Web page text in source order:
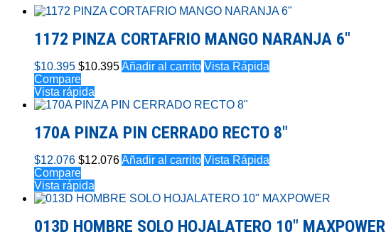
1172 PINZA CORTAFRIO MANGO NARANJA 6″
$10.395 $10.395Añadir al carrito Vista Rápida
Compare
Vista rápida
170A PINZA PIN CERRADO RECTO 8″
$12.076 $12.076Añadir al carrito Vista Rápida
Compare
Vista rápida
013D HOMBRE SOLO HOJALATERO 10″ MAXPOWER